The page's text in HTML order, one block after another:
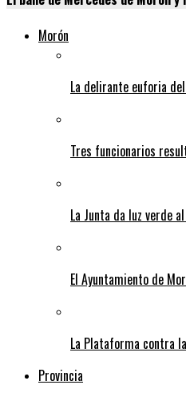
Morón
La delirante euforia
Tres funcionarios
La Junta da luz verde
El Ayuntamiento de
La Plataforma contra
Provincia